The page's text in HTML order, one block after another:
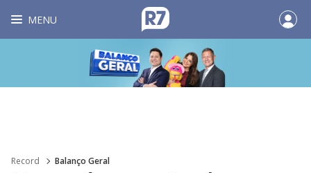
MENU
Record Balanço Geral